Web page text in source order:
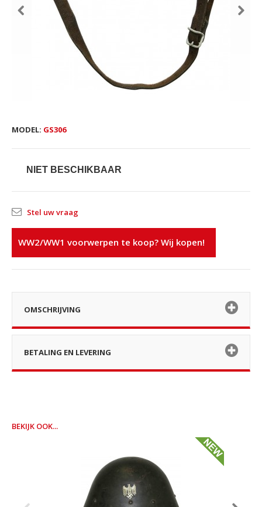
MODEL: GS306
NIET BESCHIKBAAR
Stel uw vraag
WW2/WW1 voorwerpen te koop? Wij kopen!
OMSCHRIJVING
BETALING EN LEVERING
BEKIJK OOK...